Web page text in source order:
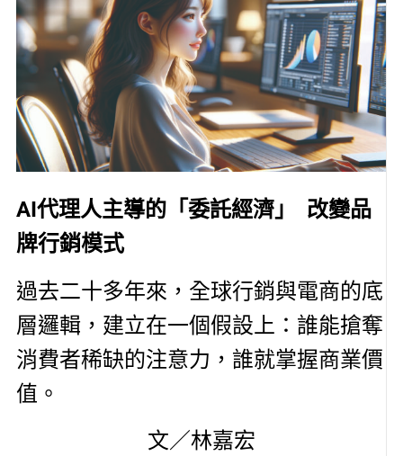
AI代理人主導的「委託經濟」 改變品
牌行銷模式
過去二十多年來，全球行銷與電商的底
層邏輯，建立在一個假設上：誰能搶奪
消費者稀缺的注意力，誰就掌握商業價
值。
文／林嘉宏